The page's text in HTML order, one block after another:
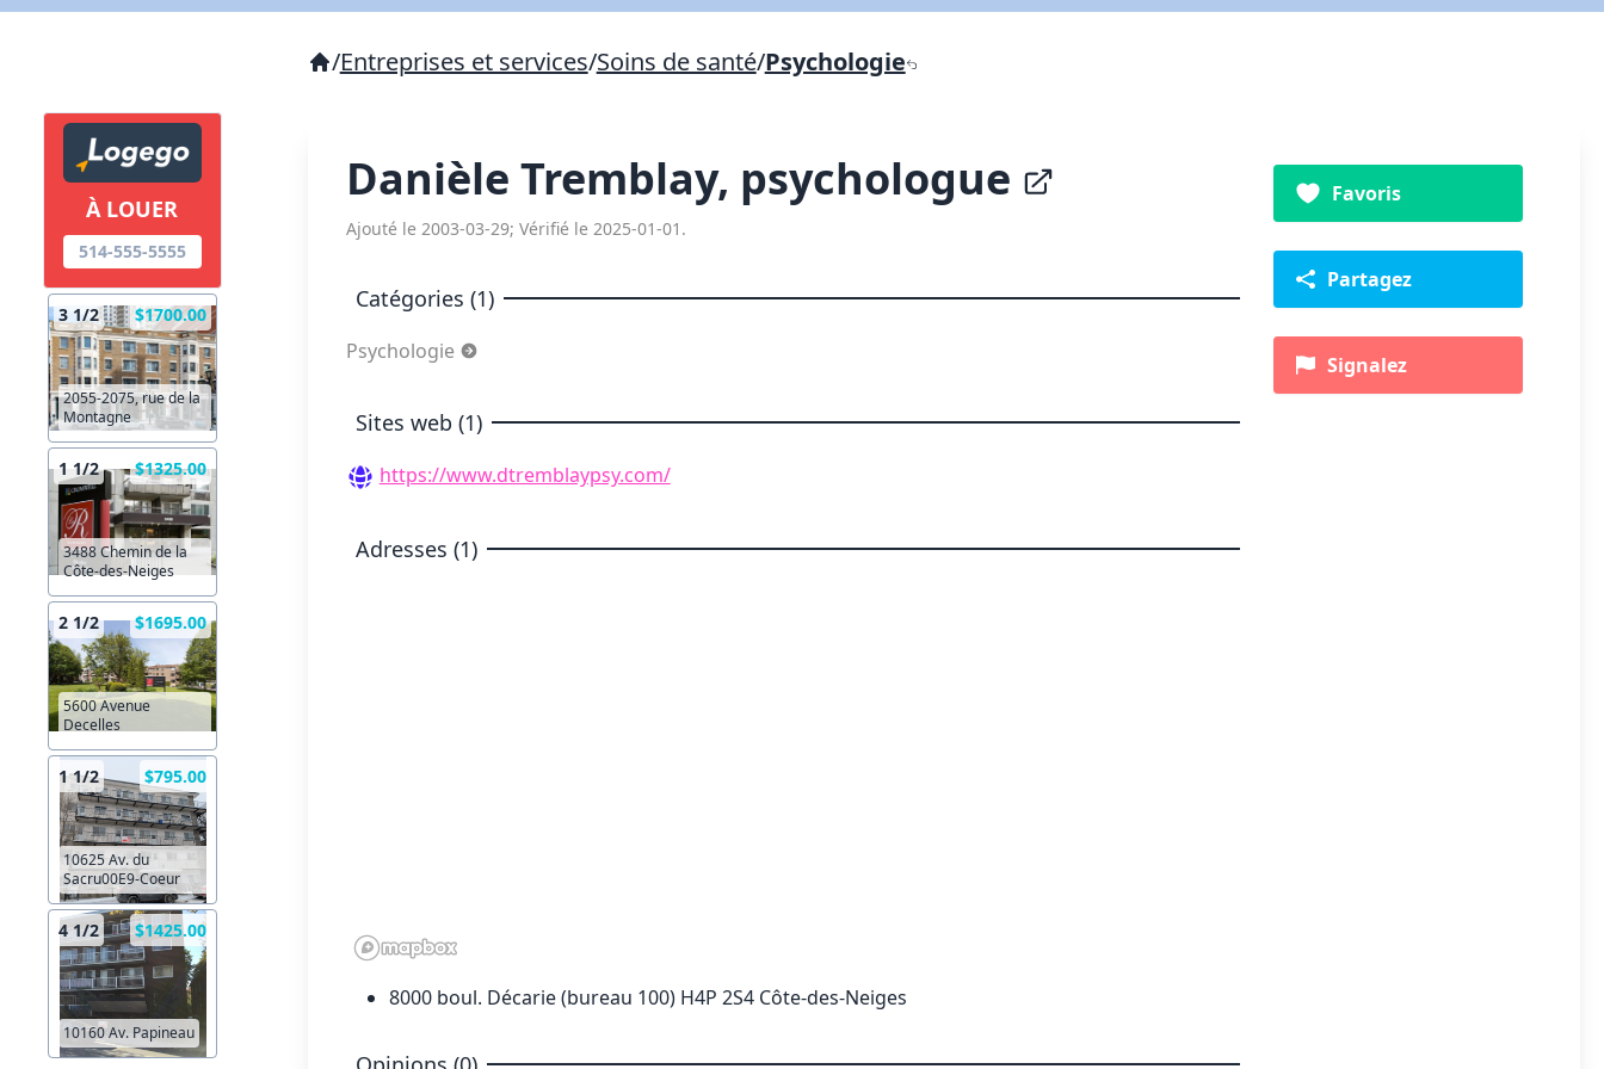
À LOUER
514-555-5555
3 1/2 $1700.00
2055-2075, rue de la
Montagne
1 1/2 $1325.00
3488 Chemin de la
Côte-des-Neiges
2 1/2 $1695.00
5600 Avenue
Decelles
1 1/2 $795.00
10625 Av. du
Sacru00E9-Coeur
4 1/2 $1425.00
10160 Av. Papineau
/Entreprises et services/Soins de santé/Psychologie
Danièle Tremblay, psychologue
Ajouté le 2003-03-29; Vérifié le 2025-01-01.
Catégories (1)
Psychologie
Sites web (1)
https://www.dtremblaypsy.com/
Adresses (1)
8000 boul. Décarie (bureau 100) H4P 2S4 Côte-des-Neiges
Favoris
Partagez
Signalez
X Fermer
X Fermer Envoyez